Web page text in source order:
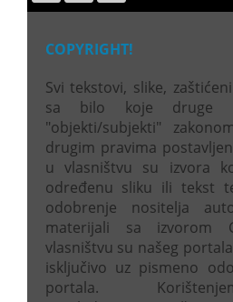
COPYRIGHT!
Svi tekstovi, slike,
sa bilo koje druge
"objekti/subjekti"
drugim pravima
u vlasništvu su izvora
određenu sliku ili tekst
odobrenje nositelja
materijali sa izvorom
vlasništvu su našeg
isključivo uz pismeno
portala.